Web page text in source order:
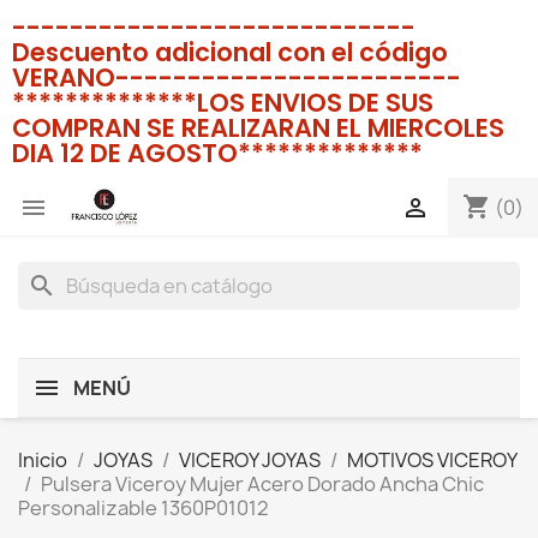
----------------------------
Descuento adicional con el código
VERANO------------------------
**************LOS ENVIOS DE SUS
COMPRAN SE REALIZARAN EL MIERCOLES
DIA 12 DE AGOSTO**************
 shopping_cart (0)

search
MENÚ
Inicio JOYAS VICEROY JOYAS
MOTIVOS VICEROY
Pulsera Viceroy Mujer Acero Dorado Ancha Chic
Personalizable 1360P01012